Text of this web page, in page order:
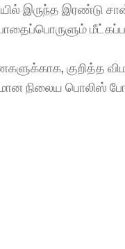
இரண்டு
குறித்த
நிலைய பொலிஸ்